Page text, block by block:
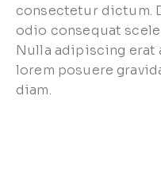
consectetur dictum.
odio consequat
Nulla adipiscing erat
lorem posuere
diam.